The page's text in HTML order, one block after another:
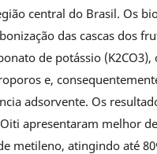
central do Brasil. Os
das cascas dos
de potássio (K2CO3),
e,
adsorvente. Os
apresentaram melhor
metileno, atingindo até